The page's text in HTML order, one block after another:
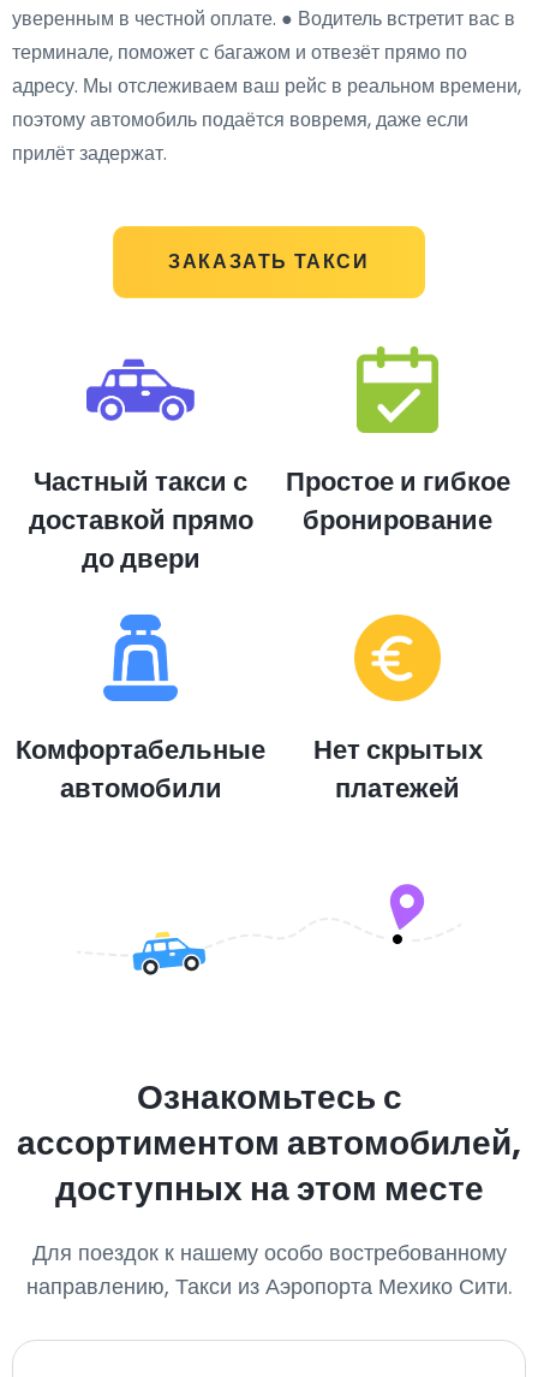
ЗАКАЗАТЬ ТАКСИ
уверенным в честной оплате. ● Водитель встретит вас в
терминале, поможет с багажом и отвезёт прямо по
адресу. Мы отслеживаем ваш рейс в реальном времени,
поэтому автомобиль подаётся вовремя, даже если
прилёт задержат.
Частный такси с
доставкой прямо
до двери
Простое и гибкое
бронирование
Комфортабельные
автомобили
Нет скрытых
платежей
Ознакомьтесь с
ассортиментом автомобилей,
доступных на этом месте
Для поездок к нашему особо востребованному
направлению, Такси из Аэропорта Мехико Сити.